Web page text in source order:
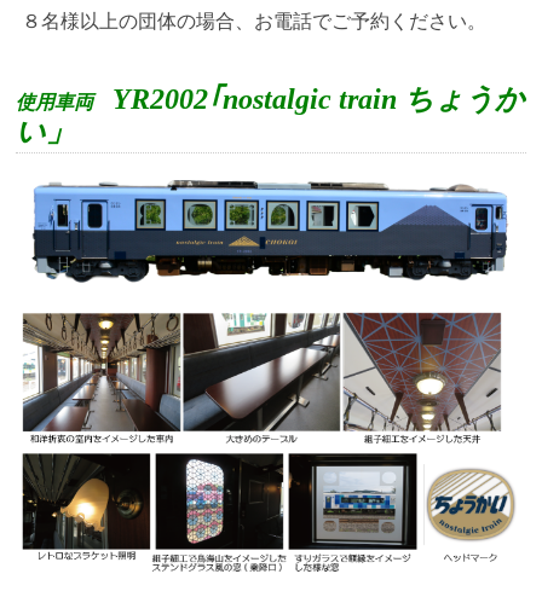
８名様以上の団体の場合、お電話でご予約ください。
使用車両 YR2002｢nostalgic train ちょうか
い」